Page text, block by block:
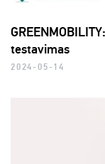
testavimas
2024-05-14